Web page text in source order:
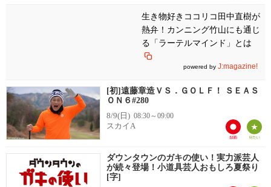
生き物好きココリコ田中直樹が
熱弁！カンニング竹山にも通じ
る「ラーテルマインド」とは
powered by J:magazine!
[初]遠藤章造ＶＳ．ＧＯＬＦ！ ＳＥＡＳ
ＯＮ６#280
8/9(日) 08:30～09:00
スカイA
ダウンタウンのガキの使い！実力派芸人
が続々登場！小道具芸人おもしろ夏祭り
[字]